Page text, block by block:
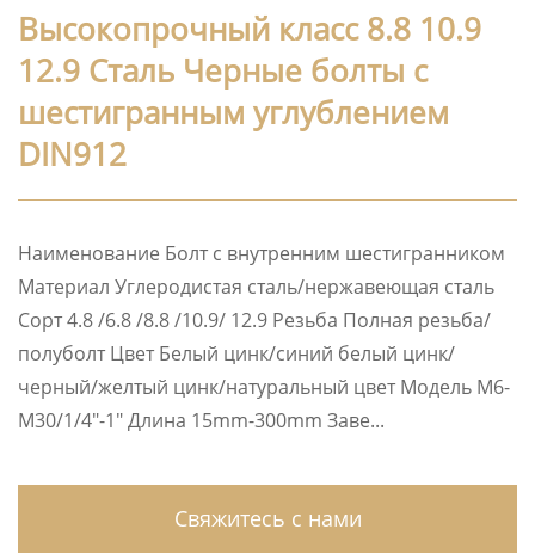
Высокопрочный класс 8.8 10.9
12.9 Сталь Черные болты с
шестигранным углублением
DIN912
Наименование Болт с внутренним шестигранником
Материал Углеродистая сталь/нержавеющая сталь
Сорт 4.8 /6.8 /8.8 /10.9/ 12.9 Резьба Полная резьба/
полуболт Цвет Белый цинк/синий белый цинк/
черный/желтый цинк/натуральный цвет Модель M6-
M30/1/4″-1″ Длина 15mm-300mm Заве...
Свяжитесь с нами